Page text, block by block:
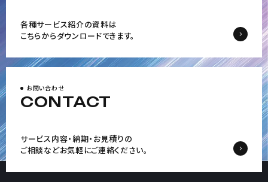
各種サービス紹介の資料は
こちらからダウンロードできます。
お問い合わせ
CONTACT
サービス内容・納期・お見積りの
ご相談などお気軽にご連絡ください。